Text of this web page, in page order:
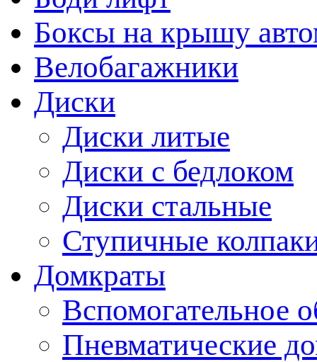
Боксы на крышу
Велобагажники
Диски
Диски литые
Диски с бедлоком
Диски стальные
Ступичные
Домкраты
Вспомогательное
Пневматические